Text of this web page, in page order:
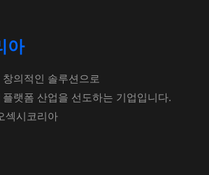
아
의적인 솔루션으로
랫폼 산업을 선도하는 기업입니다.
섹시코리아